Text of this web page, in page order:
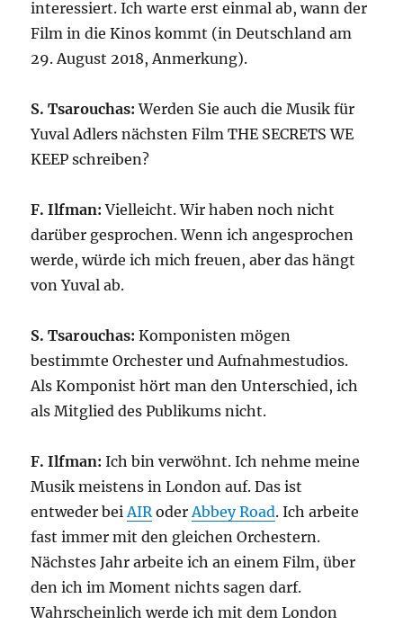
interessiert. Ich warte erst einmal ab, wann der
Film in die Kinos kommt (in Deutschland am
29. August 2018, Anmerkung).
S. Tsarouchas: Werden Sie auch die Musik für
Yuval Adlers nächsten Film THE SECRETS WE
KEEP schreiben?
F. Ilfman: Vielleicht. Wir haben noch nicht
darüber gesprochen. Wenn ich angesprochen
werde, würde ich mich freuen, aber das hängt
von Yuval ab.
S. Tsarouchas: Komponisten mögen
bestimmte Orchester und Aufnahmestudios.
Als Komponist hört man den Unterschied, ich
als Mitglied des Publikums nicht.
F. Ilfman: Ich bin verwöhnt. Ich nehme meine
Musik meistens in London auf. Das ist
entweder beiAIRoderAbbey Road. Ich arbeite
fast immer mit den gleichen Orchestern.
Nächstes Jahr arbeite ich an einem Film, über
den ich im Moment nichts sagen darf.
Wahrscheinlich werde ich mit dem London